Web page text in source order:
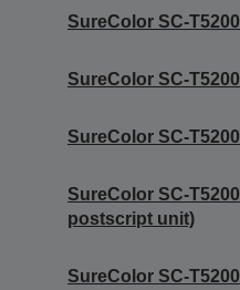
SureColor SC-
SureColor SC-
SureColor SC-
SureColor SC-
postscript unit)
SureColor SC-